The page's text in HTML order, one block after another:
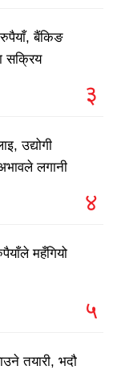
रुपैयाँ, बैंकिङ
सक्रिय
३
उद्योगी
लगानी
४
महँगियो
५
तयारी, भदौ